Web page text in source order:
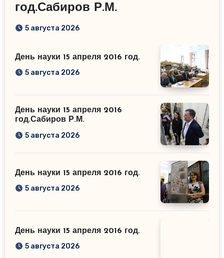
год.Сабиров Р.М.
5 августа 2026
День науки 15 апреля 2016 год.
5 августа 2026
День науки 15 апреля 2016
год.Сабиров Р.М.
5 августа 2026
День науки 15 апреля 2016 год.
5 августа 2026
День науки 15 апреля 2016 год.
5 августа 2026